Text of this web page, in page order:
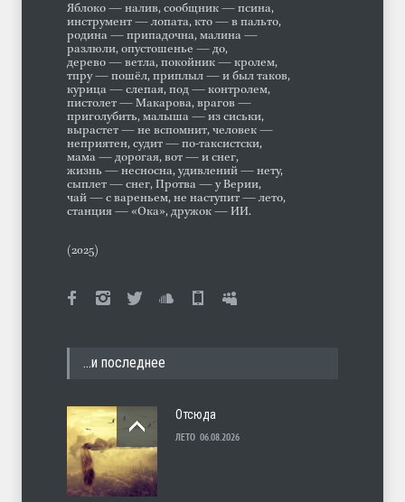
Яблоко — налив, сообщник — псина,
инструмент — лопата, кто — в пальто,
родина — припадочна, малина —
разлюли, опустошенье — до,
дерево — ветла, покойник — кролем,
тпру — пошёл, приплыл — и был таков,
курица — слепая, под — контролем,
пистолет — Макарова, врагов —
приголубить, малыша — из сиськи,
вырастет — не вспомнит, человек —
неприятен, судит — по-таксистски,
мама — дорогая, вот — и снег,
жизнь — несносна, удивлений — нету,
сыплет — снег, Протва — у Верии,
чай — с вареньем, не наступит — лето,
станция — «Ока», дружок — ИИ.
(2025)
…и последнее
Отсюда
ЛЕТО 06.08.2026